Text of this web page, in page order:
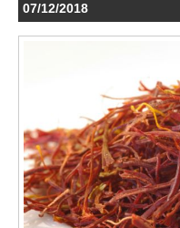
07/12/2018